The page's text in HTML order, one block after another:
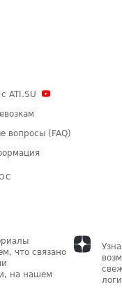
ATI.SU
вопросы (FAQ)
что связано
на нашем